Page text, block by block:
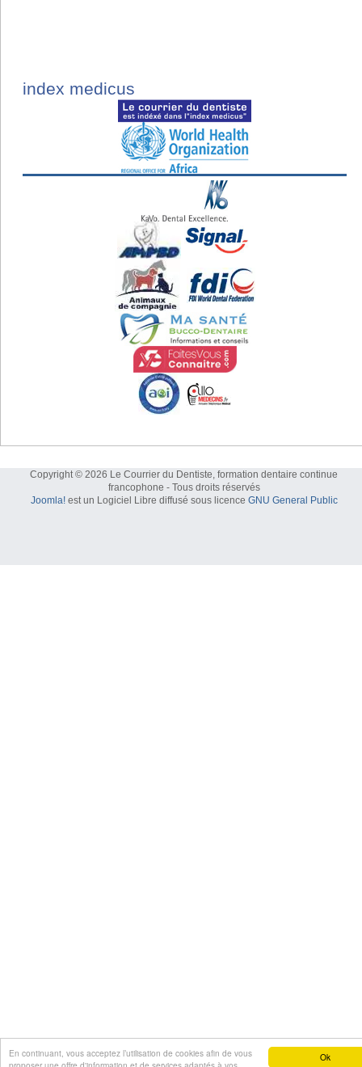
Ok
En continuant, vous acceptez l’utilisation de cookies afin de vous
index medicus
Copyright © 2026 Le Courrier du Dentiste, formation dentaire continue
francophone - Tous droits réservés
Joomla!est un Logiciel Libre diffusé sous licence GNU General Public